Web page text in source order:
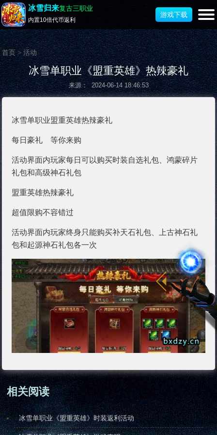
冰雪归来复古三职业
内置10倍代币返利
游戏下载
首页 >活动
冰雪单职业《盟重英雄》热辣豪礼
来源： 2024-06-14 18:46:53
冰雪单职业盟重英雄热辣豪礼
每日豪礼 等你来购
活动界面内玩家每日可以购买时装自选礼包、鸿蒙碎片
礼包和高级神石礼包
盟重英雄热辣豪礼
超值限购不容错过
活动界面内玩家终身只能购买补天石礼包、上古神石礼
包和起源神石礼包各一次
相关阅读
冰雪单职业《盟重英雄》时装返利活动